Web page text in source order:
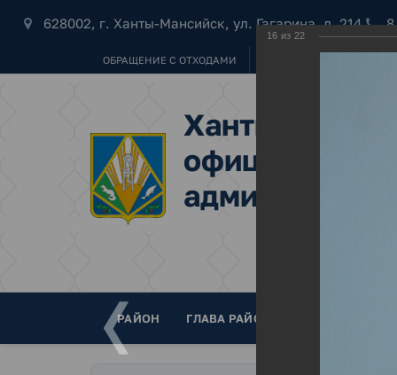
628002, г. Ханты-Мансийск, ул. Гагарина, д. 214
ОБРАЩЕНИЕ С ОТХОДАМИ
Ханты-
официальный
РАЙОН ГЛАВА РАЙОНА
16 из 22